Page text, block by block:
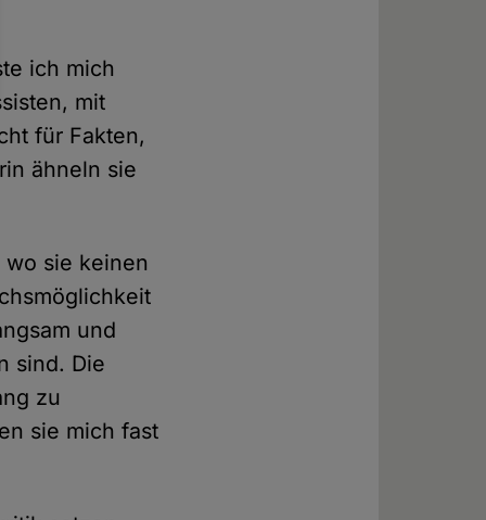
ich mich
mit
für Fakten,
ähneln sie
sie keinen
und
sind. Die
zu
sie mich fast